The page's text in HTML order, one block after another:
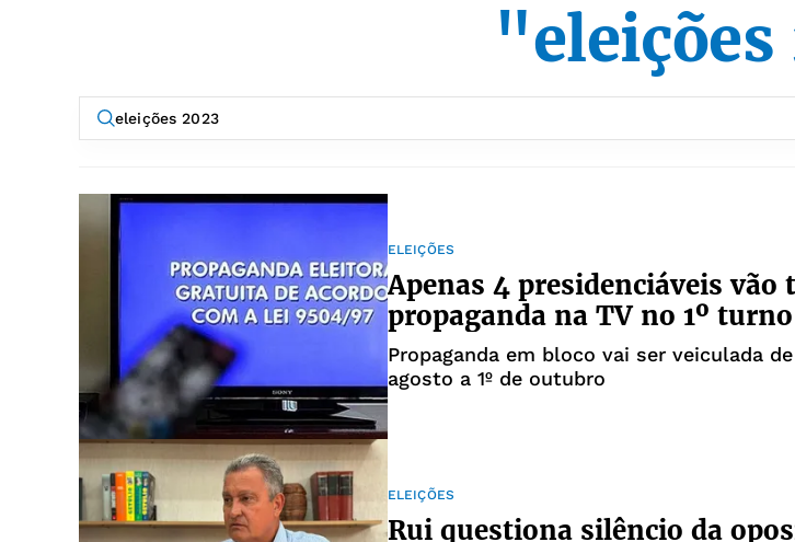
"eleições
ELEIÇÕES
Apenas 4 presidenciáveis vão
propaganda na TV no 1º turno
Propaganda em bloco vai ser veiculada
agosto a 1º de outubro
ELEIÇÕES
Rui questiona silêncio da